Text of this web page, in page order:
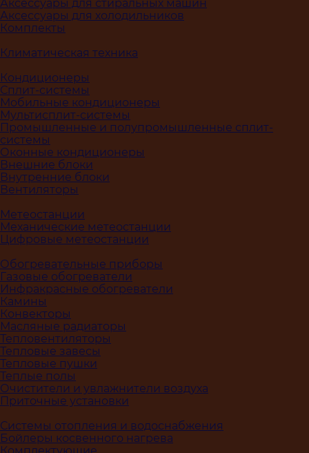
Аксессуары для стиральных машин
Аксессуары для холодильников
Комплекты
Климатическая техника
Кондиционеры
Сплит-системы
Мобильные кондиционеры
Мультисплит-системы
Промышленные и полупромышленные сплит-
системы
Оконные кондиционеры
Внешние блоки
Внутренние блоки
Вентиляторы
Метеостанции
Механические метеостанции
Цифровые метеостанции
Обогревательные приборы
Газовые обогреватели
Инфракрасные обогреватели
Камины
Конвекторы
Масляные радиаторы
Тепловентиляторы
Тепловые завесы
Тепловые пушки
Теплые полы
Очистители и увлажнители воздуха
Приточные установки
Системы отопления и водоснабжения
Бойлеры косвенного нагрева